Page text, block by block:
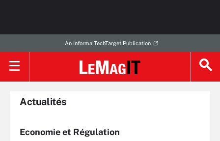
An Informa TechTarget Publication
Actualités
Economie et Régulation